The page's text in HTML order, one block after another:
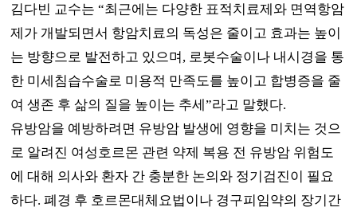
김다빈 교수는“최근에는 다양한 표적치료제와 면역항암
제가 개발되면서 항암치료의 독성은 줄이고 효과는 높이
는 방향으로 발전하고 있으며 , 로봇수술이나 내시경을 통
한 미세침습수술로 미용적 만족도를 높이고 합병증을 줄
여 생존 후 삶의 질을 높이는 추세”라고 말했다.
유방암을 예방하려면 유방암 발생에 영향을 미치는 것으
로 알려진 여성호르몬 관련 약제 복용 전 유방암 위험도
에 대해 의사와 환자 간 충분한 논의와 정기검진이 필요
하다.폐경 후 호르몬대체요법이나 경구피임약의 장기간